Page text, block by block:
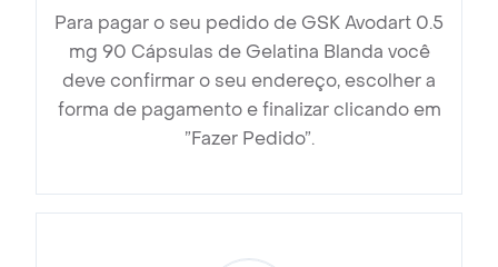
Para pagar o seu pedido de GSK Avodart 0.5
mg 90 Cápsulas de Gelatina Blanda você
deve confirmar o seu endereço, escolher a
forma de pagamento e finalizar clicando em
”Fazer Pedido”.